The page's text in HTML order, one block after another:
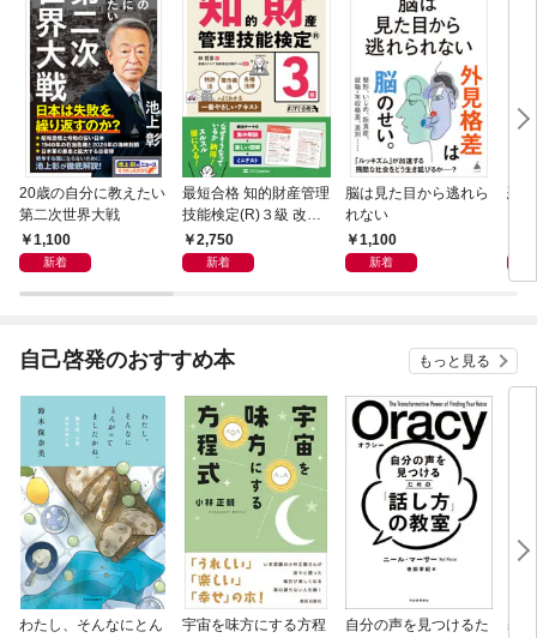
20歳の自分に教えたい
第二次世界大戦
1,100
新着
最短合格 知的財産管理
技能検定(R)３級 改訂
２版2,750
新着
脳は見た目から逃れら
れない
1,100
新着
恐
自己啓発のおすすめ本 もっと見る
わたし、そんなにとん
宇宙を味方にする方程
自分の声を見つけるた
基